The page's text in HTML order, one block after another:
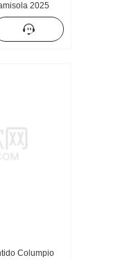
2025
Con
Top sin
Pecho
Columpio